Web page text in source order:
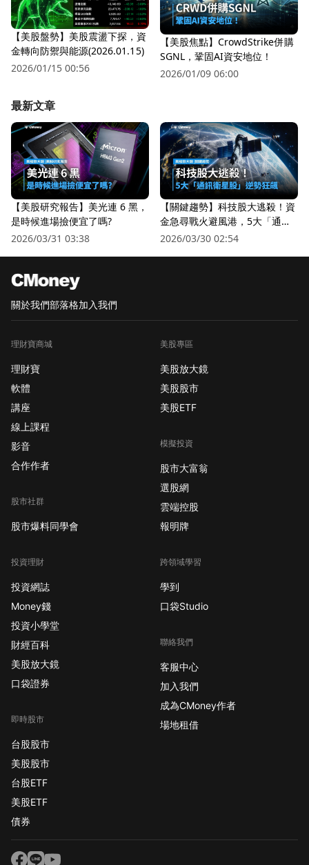
【美股盤勢】美股震盪下探，資
金轉向防禦與能源(2026.01.15)
2026/01/15 00:56
【美股焦點】CrowdStrike併購
SGNL，鞏固AI資安地位！
2026/01/09 06:00
最新文章
【美股研究報告】美光連 6 黑，
是時候進場撿便宜了嗎?
2026/03/31 03:38
【關鍵趨勢】科技股大逃殺！資
金急尋戰火避風港，5大「通訊
衛星股」逆勢狂飆
2026/03/30 02:54
關於我們部落格加入我們
理財寶商城
理財寶
軟體
講座
線上課程
影音
合作作者
股市社群
股市爆料同學會
投資理財
投資網誌
Money錢
投資小學堂
財經百科
美股放大鏡
口袋證券
即時股市
台股股市
美股股市
台股ETF
美股ETF
債券
美股專區
美股放大鏡
美股股市
美股ETF
模擬投資
股市大富翁
選股網
雲端控股
報明牌
跨領域學習
學到
口袋Studio
聯絡我們
客服中心
加入我們
成為CMoney作者
場地租借